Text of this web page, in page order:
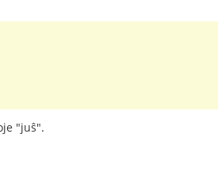
"juŝ".